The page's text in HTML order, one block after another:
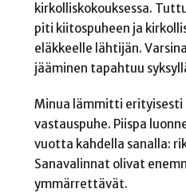
kirkolliskokouksessa.
piti kiitospuheen ja
eläkkeelle lähtijän.
jääminen tapahtuu
Minua lämmitti erityisesti
vastauspuhe. Piispa
vuotta kahdella sanalla:
Sanavalinnat olivat
ymmärrettävät.